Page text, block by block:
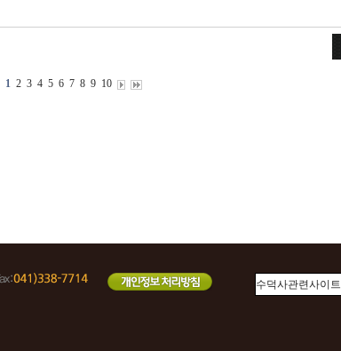
1 2 3 4 5 6 7 8 9 10
수덕사관련사이트